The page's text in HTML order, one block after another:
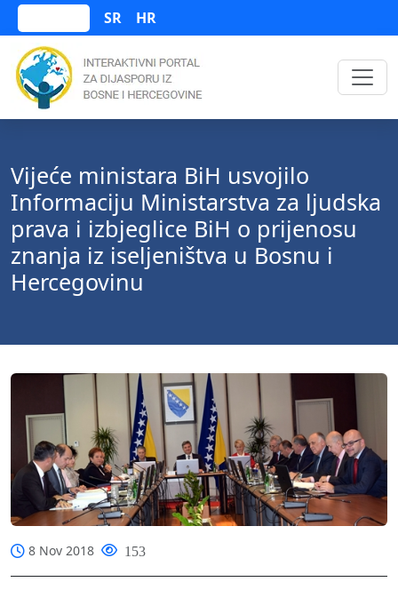
SR HR
Vijeće ministara BiH usvojilo
Informaciju Ministarstva za ljudska
prava i izbjeglice BiH o prijenosu
znanja iz iseljeništva u Bosnu i
Hercegovinu
8 Nov 2018 153